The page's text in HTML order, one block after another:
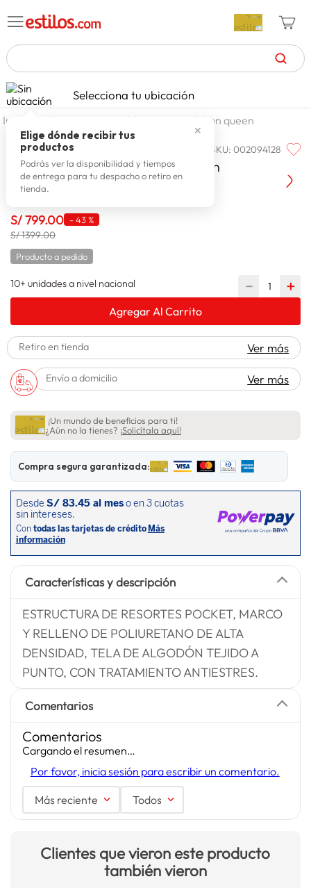
TÉRMINOS MÁS BUSCADOS
1. celulares
2. zapatillas mujer
3. zapatillas hombre
4. moda
6. tv
7. laptop
8 terrex
10. spiderman
Selecciona tu ubicación
✕
Elige dónde recibir tus
productos
Podrás ver la disponibilidad y tiempos
de entrega para tu despacho o retiro en
tienda.
dormitorio colchones colchon queen
CISNE SKU:002094128
Cisne Colchon Pocket Black Queen
S/799.00 - 43 %
S/ 1399.00
Producto a pedido
10+ unidades a nivel nacional ＋
－
Agregar Al Carrito
Retiro en tienda Ver más
Envío a domicilio Ver más
¡Un mundo de beneficios para ti!
¿Aún no la tienes? ¡Solicítala aquí!
Compra segura garantizada:
Características y descripción
ESTRUCTURA DE RESORTES POCKET, MARCO
Y RELLENO DE POLIURETANO DE ALTA
DENSIDAD, TELA DE ALGODÓN TEJIDO A
PUNTO, CON TRATAMIENTO ANTIESTRES.
Comentarios
Comentarios
Cargando el resumen…
Por favor, inicia sesión para escribir un comentario.
Más reciente Todos
Clientes que vieron este producto
también vieron